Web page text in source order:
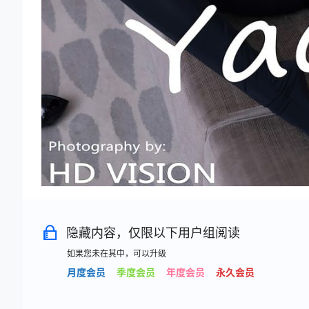
隐藏内容，仅限以下用户组阅读
如果您未在其中，可以升级
月度会员 季度会员 年度会员 永久会员